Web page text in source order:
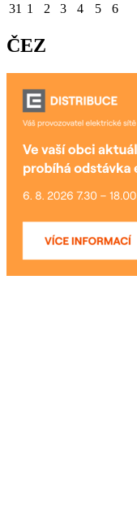
31 1 2 3 4 5 6
ČEZ